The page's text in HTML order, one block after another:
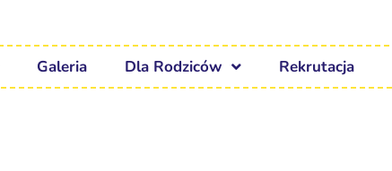
Galeria Dla Rodziców Rekrutacja